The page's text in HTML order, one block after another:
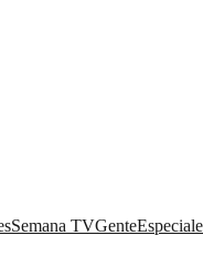
Semana TVGente